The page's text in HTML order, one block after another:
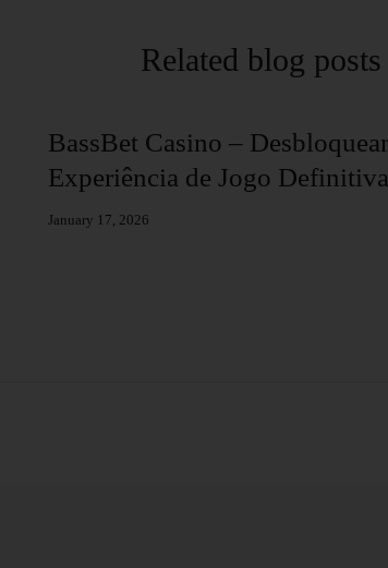
Related blog posts
BassBet Casino –
Experiência de Jogo Definitiva
January 17, 2026